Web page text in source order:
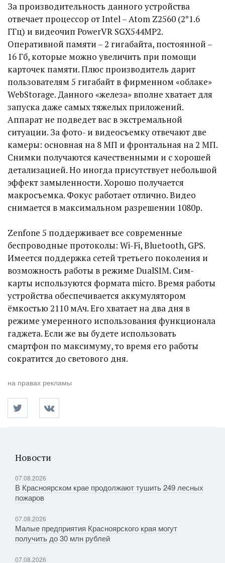
За производительность данного устройства
отвечает процессор от Intel – Atom Z2560 (2*1.6
ГГц) и видеочип PowerVR SGX544MP2.
Оперативной памяти – 2 гигабайта, постоянной –
16 Гб, которые можно увеличить при помощи
карточек памяти. Плюс производитель дарит
пользователям 5 гигабайт в фирменном «облаке»
WebStorage. Данного «железа» вполне хватает для
запуска даже самых тяжелых приложений.
Аппарат не подведет вас в экстремальной
ситуации. За фото- и видеосъемку отвечают две
камеры: основная на 8 МП и фронтальная на 2 МП.
Снимки получаются качественными и с хорошей
детализацией. Но иногда присутствует небольшой
эффект замыленности. Хорошо получается
макросъемка. Фокус работает отлично. Видео
снимается в максимальном разрешении 1080р.
Zenfone 5 поддерживает все современные
беспроводные протоколы: Wi-Fi, Bluetooth, GPS.
Имеется поддержка сетей третьего поколения и
возможность работы в режиме DualSIM. Сим-
карты используются формата micro. Время работы
устройства обеспечивается аккумулятором
ёмкостью 2110 мАч. Его хватает на два дня в
режиме умеренного использования функционала
гаджета. Если же вы будете использовать
смартфон по максимуму, то время его работы
сократится до светового дня.
на правах рекламы
Новости
07.08.2026
В Красноярском крае продолжают тушить 249 лесных
пожаров
07.08.2026
Малые предприятия Красноярского края могут
получить до 30 млн рублей
07.08.2026